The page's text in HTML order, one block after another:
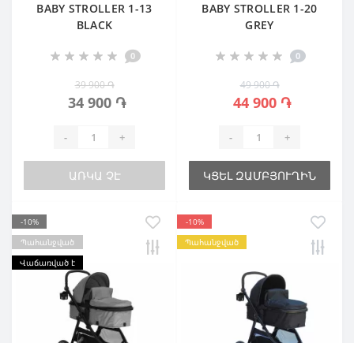
BABY STROLLER 1-13
BLACK
0
39 900 ֏
34 900 ֏
- +
ԱՌԿԱ ՉԷ
BABY STROLLER 1-20
GREY
0
49 900 ֏
44 900 ֏
- +
ԿՑԵԼ ԶԱՄԲՅՈՒՂԻՆ
-10%
Պահանջված
Վաճառված է
-10%
Պահանջված